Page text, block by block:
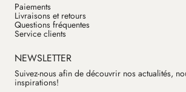
Paiements
Livraisons et retours
Questions fréquentes
Service clients
NEWSLETTER
Suivez-nous afin de découvrir nos actualités,
inspirations!